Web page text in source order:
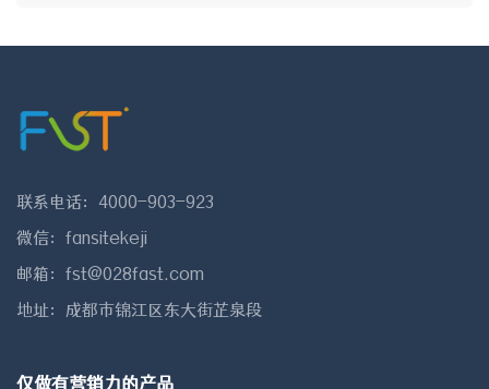
联系电话：4000-903-923
微信：fansitekeji
邮箱：fst@028fast.com
地址：成都市锦江区东大街芷泉段
仅做有营销力的产品